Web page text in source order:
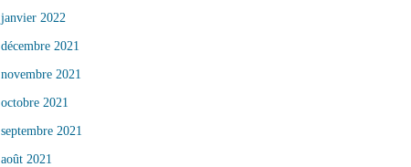
janvier 2022
décembre 2021
novembre 2021
octobre 2021
septembre 2021
août 2021